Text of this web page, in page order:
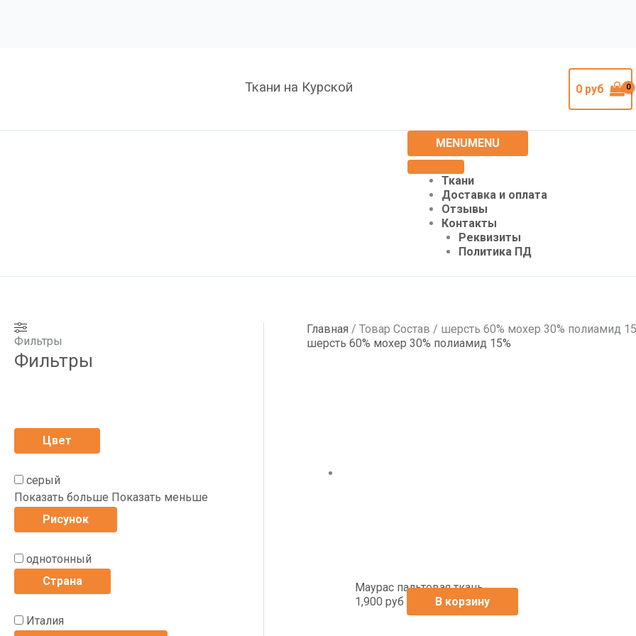
Ткани на Курской 0 руб
MENUMENU
Ткани
Доставка и оплата
Отзывы
Контакты
Реквизиты
Политика ПД
Фильтры
Фильтры
Цвет
серый
Показать больше Показать меньше
Рисунок
однотонный
Страна
Италия
Главная / Товар Состав / шерсть 60% мохер 30% полиамид
шерсть 60% мохер 30% полиамид 15%
Маурас пальтовая ткань
1,900 руб В корзину